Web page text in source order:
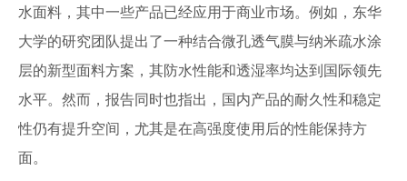
水面料，其中一些产品已经应用于商业市场。例如，东华
大学的研究团队提出了一种结合微孔透气膜与纳米疏水涂
层的新型面料方案，其防水性能和透湿率均达到国际领先
水平。然而，报告同时也指出，国内产品的耐久性和稳定
性仍有提升空间，尤其是在高强度使用后的性能保持方
面。